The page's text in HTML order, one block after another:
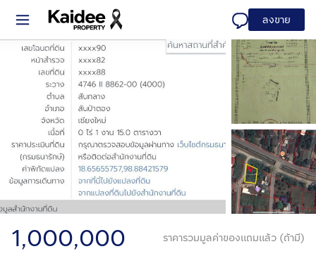
ลงขาย
1,000,000 ราคารวมมูลค่าของแถมแล้ว (ถ้ามี)